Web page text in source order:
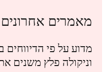
מאמרים אחרונים
מדוע על פי הדיווחים
וניקולה פלץ משנים